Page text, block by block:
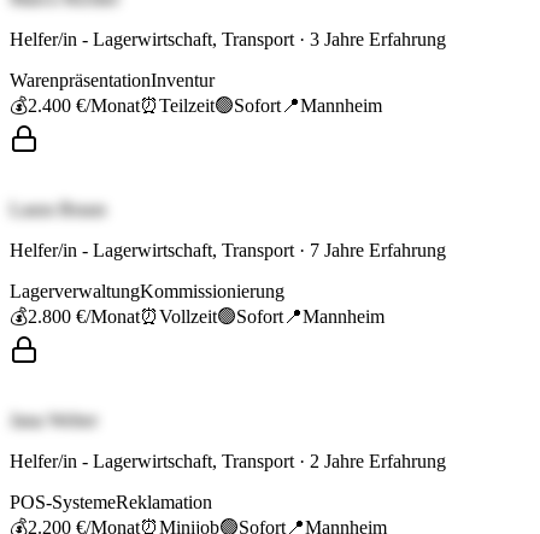
Helfer/in - Lagerwirtschaft, Transport · 3 Jahre Erfahrung
WarenpräsentationInventur
💰2.400 €/Monat⏰Teilzeit🟢Sofort 📍Mannheim
Laura Braun
Helfer/in - Lagerwirtschaft, Transport · 7 Jahre Erfahrung
LagerverwaltungKommissionierung
💰2.800 €/Monat⏰Vollzeit🟢Sofort 📍Mannheim
Jana Weber
Helfer/in - Lagerwirtschaft, Transport · 2 Jahre Erfahrung
POS-SystemeReklamation
💰2.200 €/Monat⏰Minijob🟢Sofort 📍Mannheim